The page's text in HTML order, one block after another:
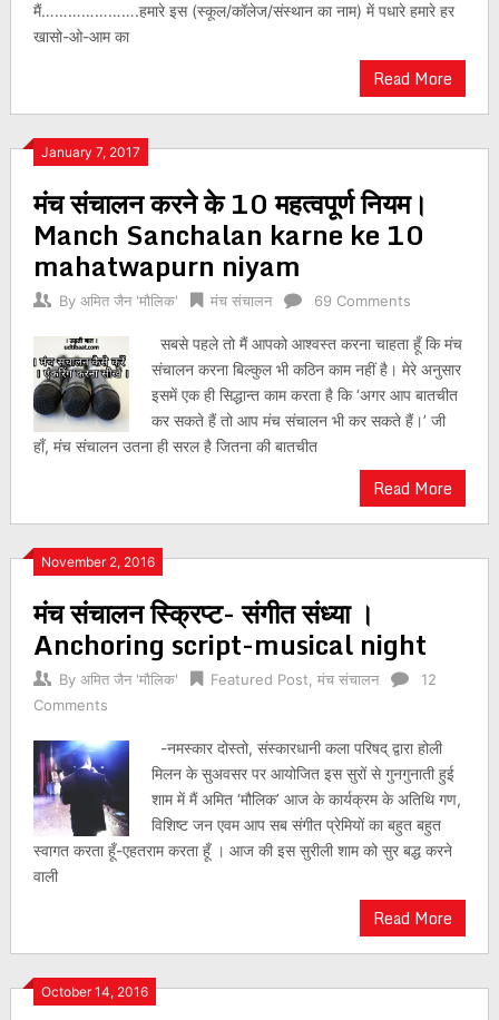
मैं………………….हमारे इस (स्कूल/कॉलेज/संस्थान का नाम) में पधारे हमारे हर
खासो-ओ-आम का
Read More
January 7, 2017
मंच संचालन करने के 10 महत्वपूर्ण नियम।
Manch Sanchalan karne ke 10
mahatwapurn niyam
By अमित जैन 'मौलिक' मंच संचालन 69 Comments
सबसे पहले तो मैं आपको आश्वस्त करना चाहता हूँ कि मंच
संचालन करना बिल्कुल भी कठिन काम नहीं है। मेरे अनुसार
इसमें एक ही सिद्धान्त काम करता है कि ‘अगर आप बातचीत
कर सकते हैं तो आप मंच संचालन भी कर सकते हैं।’ जी
हाँ, मंच संचालन उतना ही सरल है जितना की बातचीत
Read More
November 2, 2016
मंच संचालन स्क्रिप्ट- संगीत संध्या ।
Anchoring script-musical night
By अमित जैन 'मौलिक' Featured Post मंच संचालन
12
Comments
-नमस्कार दोस्तो, संस्कारधानी कला परिषद् द्वारा होली
मिलन के सुअवसर पर आयोजित इस सुरों से गुनगुनाती हुई
शाम में मैं अमित ‘मौलिक’ आज के कार्यक्रम के अतिथि गण,
विशिष्ट जन एवम आप सब संगीत प्रेमियों का बहुत बहुत
स्वागत करता हूँ-एहतराम करता हूँ । आज की इस सुरीली शाम को सुर बद्ध करने
वाली
Read More
October 14, 2016